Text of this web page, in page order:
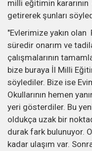
milli eğitimin kararının
getirerek şunları
"Evlerimize yakın
süredir onarım ve
çalışmalarının
bize buraya İl Milli
söylediler. Bize ise
Okullarının hemen
yeri gösterdiler. Bu
oldukça uzak bir
durak fark bulunuyor.
kadar ulaşım var.